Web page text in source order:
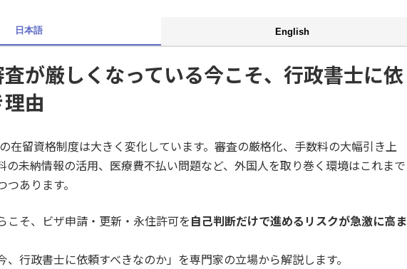
新
日
:
日本語 English
が厳しくなっている今こそ、行政書士に依
由
在留資格制度は大きく変化しています。審査の厳格化、手数料の大幅引き上
の未納情報の活用、医療費不払い問題など、外国人を取り巻く環境はこれまで
あります。
こそ、ビザ申請・更新・永住許可を 自己判断だけで進めるリスクが急激に高ま
、行政書士に依頼すべきなのか」を専門家の立場から解説します。